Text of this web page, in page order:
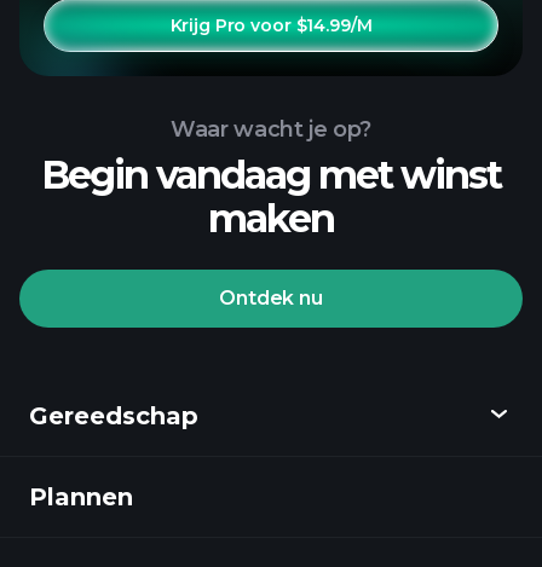
Krijg Pro voor $14.99/M
Waar wacht je op?
Begin vandaag met winst
maken
Ontdek nu
Gereedschap
Ontdekken
Plannen